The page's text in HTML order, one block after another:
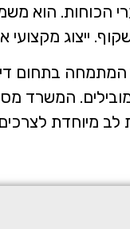
הכוחות. הוא
ייצוג
בתחום
המשרד
לב מיוחדת